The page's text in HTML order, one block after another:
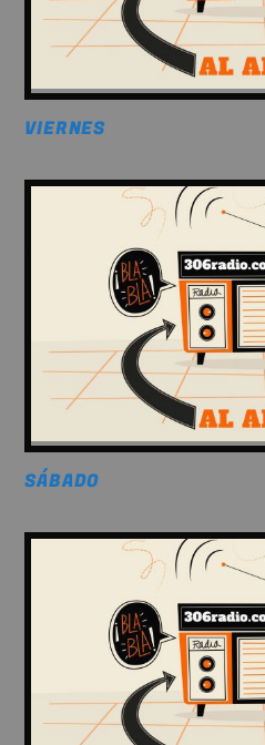
VIERNES
SÁBADO